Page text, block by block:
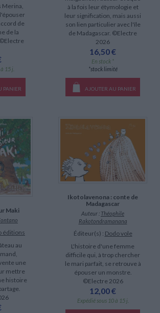
Merina,
de
de la
15 j.
PANIER
à la fois leur étymologie et
leur signification, mais aussi
son lien particulier avec l'île
de Madagascar. ©Electre
2026
16,50 €
En stock *
*stock limité
AJOUTER AU PANIER
Maki
éditions
au
une
mettre
histoire
Ikotolavenona : conte de
Madagascar
Auteur : Théophile
Rakotondramanana
Éditeur(s) : Dodo vole
L'histoire d'une femme
difficile qui, à trop chercher
le mari parfait, se retrouve à
épouser un monstre.
©Electre 2026
12,00 €
Expédié sous 10 à 15 j.